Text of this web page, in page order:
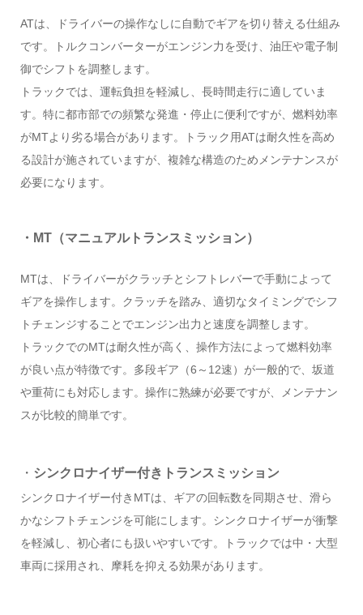
ATは、ドライバーの操作なしに自動でギアを切り替える仕組み
です。トルクコンバーターがエンジン力を受け、油圧や電子制
御でシフトを調整します。
トラックでは、運転負担を軽減し、長時間走行に適していま
す。特に都市部での頻繁な発進・停止に便利ですが、燃料効率
がMTより劣る場合があります。トラック用ATは耐久性を高め
る設計が施されていますが、複雑な構造のためメンテナンスが
必要になります。
・MT（マニュアルトランスミッション）
MTは、ドライバーがクラッチとシフトレバーで手動によって
ギアを操作します。クラッチを踏み、適切なタイミングでシフ
トチェンジすることでエンジン出力と速度を調整します。
トラックでのMTは耐久性が高く、操作方法によって燃料効率
が良い点が特徴です。多段ギア（6～12速）が一般的で、坂道
や重荷にも対応します。操作に熟練が必要ですが、メンテナン
スが比較的簡単です。
・ シンクロナイザー付きトランスミッション
シンクロナイザー付きMTは、ギアの回転数を同期させ、滑ら
かなシフトチェンジを可能にします。シンクロナイザーが衝撃
を軽減し、初心者にも扱いやすいです。トラックでは中・大型
車両に採用され、摩耗を抑える効果があります。